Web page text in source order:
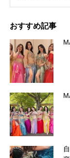
おすすめ記事